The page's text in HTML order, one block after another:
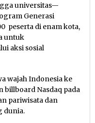
universitas—
Generasi
peserta di enam kota,
untuk
aksi sosial
wajah Indonesia ke
billboard Nasdaq pada
pariwisata dan
dunia.